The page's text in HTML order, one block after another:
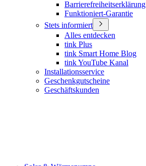
Barrierefreiheitserklärung
Funktioniert-Garantie
Stets informiert
Alles entdecken
tink Plus
tink Smart Home Blog
tink YouTube Kanal
Installationsservice
Geschenkgutscheine
Geschäftskunden